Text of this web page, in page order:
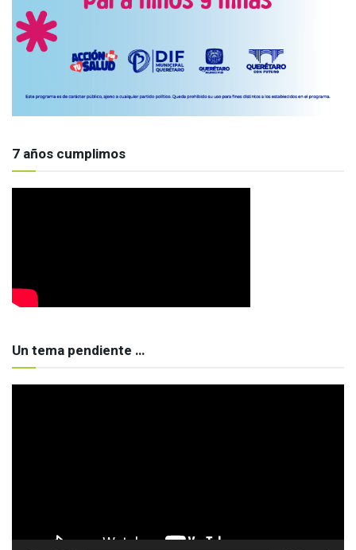
7 años cumplimos
Un tema pendiente …